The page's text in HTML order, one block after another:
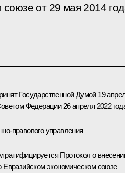
союзе от 29 мая 2014
Государственной Думой 19
Федерации 26 апреля 2022
правового управления
Протокол о
Евразийском экономическом союзе